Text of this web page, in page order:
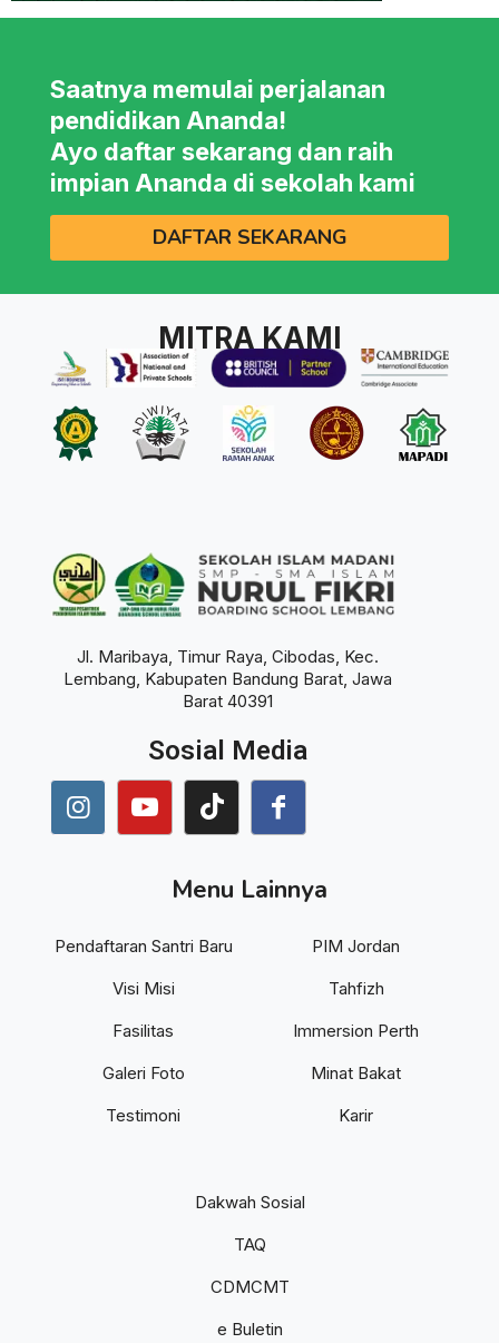
Saatnya memulai perjalanan
pendidikan Ananda!
Ayo daftar sekarang dan raih
impian Ananda di sekolah kami
DAFTAR SEKARANG
MITRA KAMI
Jl. Maribaya, Timur Raya, Cibodas, Kec.
Lembang, Kabupaten Bandung Barat, Jawa
Barat 40391
Sosial Media
Menu Lainnya
Pendaftaran Santri Baru
Visi Misi
Fasilitas
Galeri Foto
Testimoni
PIM Jordan
Tahfizh
Immersion Perth
Minat Bakat
Karir
Dakwah Sosial
TAQ
CDMCMT
e Buletin